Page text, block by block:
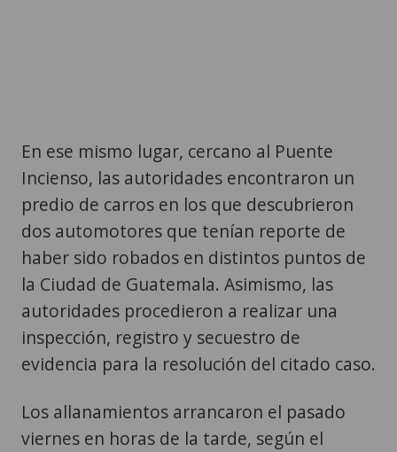
En ese mismo lugar, cercano al Puente
Incienso, las autoridades encontraron un
predio de carros en los que descubrieron
dos automotores que tenían reporte de
haber sido robados en distintos puntos de
la Ciudad de Guatemala. Asimismo, las
autoridades procedieron a realizar una
inspección, registro y secuestro de
evidencia para la resolución del citado caso.
Los allanamientos arrancaron el pasado
viernes en horas de la tarde, según el